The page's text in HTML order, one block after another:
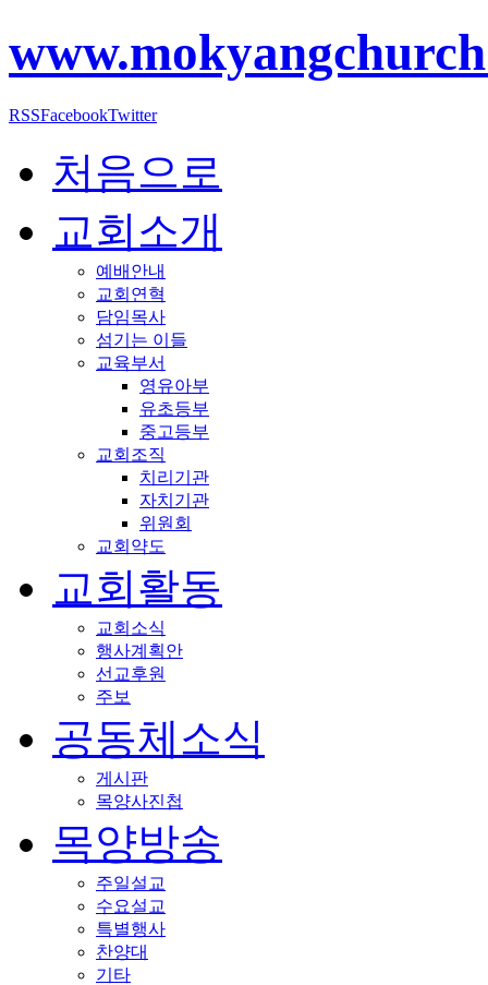
RSSFacebookTwitter
처음으로
교회소개
예배안내
교회연혁
담임목사
섬기는 이들
교육부서
영유아부
유초등부
중고등부
교회조직
치리기관
자치기관
위원회
교회약도
교회활동
교회소식
행사계획안
선교후원
주보
공동체소식
게시판
목양사진첩
목양방송
주일설교
수요설교
특별행사
찬양대
기타